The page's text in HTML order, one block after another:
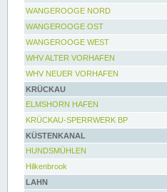
WANGEROOGE NORD
WANGEROOGE OST
WANGEROOGE WEST
WHV ALTER VORHAFEN
WHV NEUER VORHAFEN
KRÜCKAU
ELMSHORN HAFEN
KRÜCKAU-SPERRWERK BP
KÜSTENKANAL
HUNDSMÜHLEN
Hilkenbrook
LAHN